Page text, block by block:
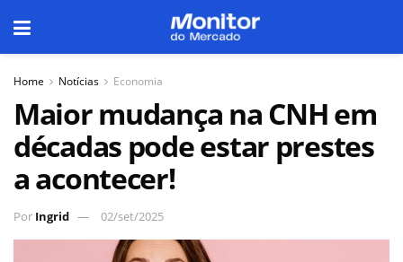
Home Notícias Economia
Maior mudança na CNH em
décadas pode estar prestes
a acontecer!
Por Ingrid 02/set/2025